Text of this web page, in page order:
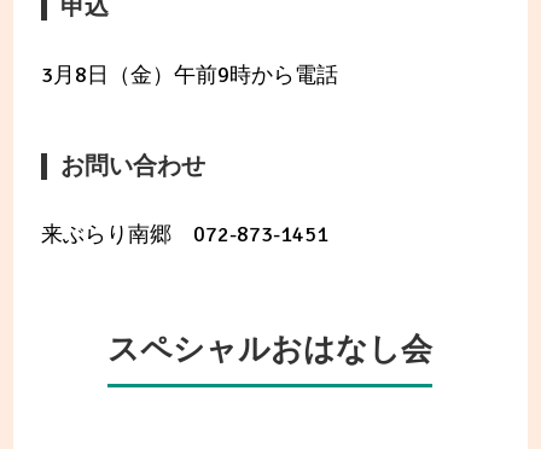
申込
3月8日（金）午前9時から電話
お問い合わせ
来ぶらり南郷 072-873-1451
スペシャルおはなし会